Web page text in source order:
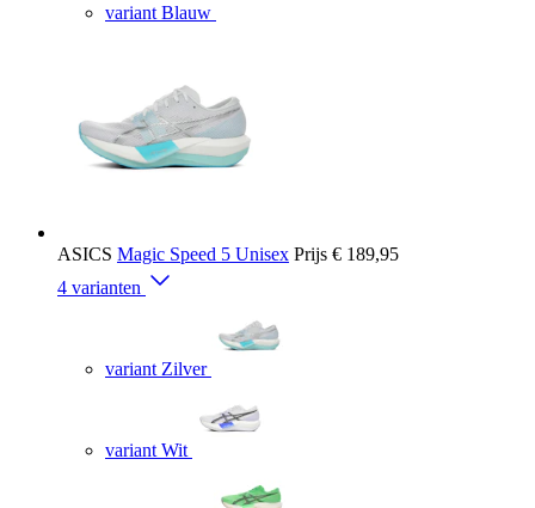
variant Blauw
ASICS Magic Speed 5 Unisex Prijs € 189,95
4 varianten
variant Zilver
variant Wit